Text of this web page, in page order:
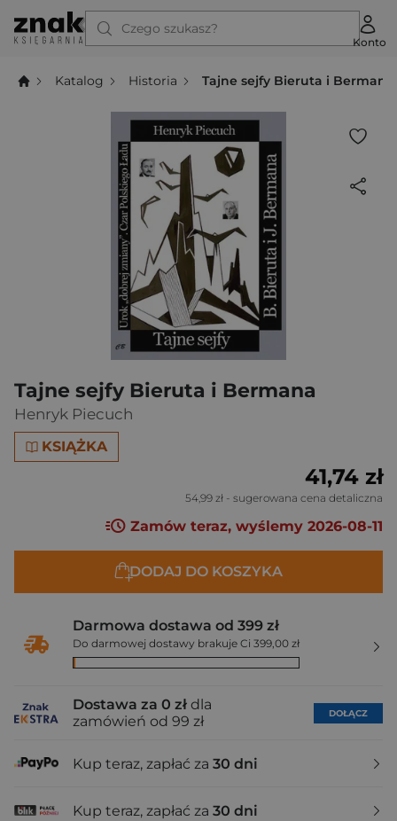
Czego szukasz?
Konto
Katalog Historia Tajne sejfy Bieruta i Bermana
Tajne sejfy Bieruta i Bermana
Henryk Piecuch
KSIĄŻKA
41,74 zł
54,99 zł - sugerowana cena detaliczna
Zamów teraz, wyślemy 2026-08-11
DODAJ DO KOSZYKA
Darmowa dostawa od 399 zł
Do darmowej dostawy brakuje Ci 399,00 zł
Dostawa za 0 zł dla
zamówień od 99 zł
DOŁĄCZ
Kup teraz, zapłać za 30 dni
Kup teraz, zapłać za 30 dni